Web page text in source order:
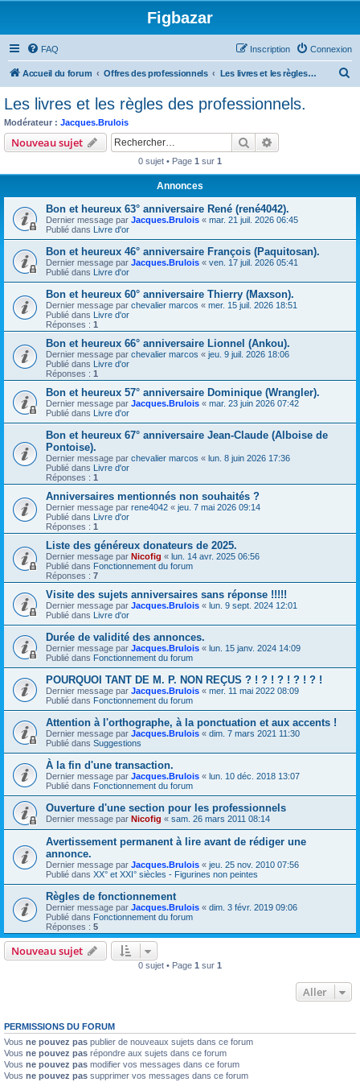
Figbazar
FAQ Connexion
Inscription
Accueil du forum Offres des professionnels Les livres et les règles des professionnels.
Les livres et les règles des professionnels.
Modérateur : Jacques.Brulois
Nouveau sujet Rechercher
0 sujet • Page 1 sur 1
Annonces
Bon et heureux 63° anniversaire René (rené4042).
Dernier message par Jacques.Brulois « mar. 21 juil. 2026 06:45
Publié dans Livre d'or
Bon et heureux 46° anniversaire François (Paquitosan).
Dernier message par Jacques.Brulois « ven. 17 juil. 2026 05:41
Publié dans Livre d'or
Bon et heureux 60° anniversaire Thierry (Maxson).
Dernier message par chevalier marcos « mer. 15 juil. 2026 18:51
Publié dans Livre d'or
Réponses : 1
Bon et heureux 66° anniversaire Lionnel (Ankou).
Dernier message par chevalier marcos « jeu. 9 juil. 2026 18:06
Publié dans Livre d'or
Réponses : 1
Bon et heureux 57° anniversaire Dominique (Wrangler).
Dernier message par Jacques.Brulois « mar. 23 juin 2026 07:42
Publié dans Livre d'or
Bon et heureux 67° anniversaire Jean-Claude (Alboise de
Pontoise).
Dernier message par chevalier marcos « lun. 8 juin 2026 17:36
Publié dans Livre d'or
Réponses : 1
Anniversaires mentionnés non souhaités ?
Dernier message par rene4042 « jeu. 7 mai 2026 09:14
Publié dans Livre d'or
Réponses : 1
Liste des généreux donateurs de 2025.
Dernier message par Nicofig « lun. 14 avr. 2025 06:56
Publié dans Fonctionnement du forum
Réponses : 7
Visite des sujets anniversaires sans réponse !!!!!
Dernier message par Jacques.Brulois « lun. 9 sept. 2024 12:01
Publié dans Livre d'or
Durée de validité des annonces.
Dernier message par Jacques.Brulois « lun. 15 janv. 2024 14:09
Publié dans Fonctionnement du forum
POURQUOI TANT DE M. P. NON REÇUS ? ! ? ! ? ! ? ! ? !
Dernier message par Jacques.Brulois « mer. 11 mai 2022 08:09
Publié dans Fonctionnement du forum
Attention à l'orthographe, à la ponctuation et aux accents !
Dernier message par Jacques.Brulois « dim. 7 mars 2021 11:30
Publié dans Suggestions
À la fin d'une transaction.
Dernier message par Jacques.Brulois « lun. 10 déc. 2018 13:07
Publié dans Fonctionnement du forum
Ouverture d'une section pour les professionnels
Dernier message par Nicofig « sam. 26 mars 2011 08:14
Avertissement permanent à lire avant de rédiger une
annonce.
Dernier message par Jacques.Brulois « jeu. 25 nov. 2010 07:56
Publié dans XX° et XXI° siècles - Figurines non peintes
Règles de fonctionnement
Dernier message par Jacques.Brulois « dim. 3 févr. 2019 09:06
Publié dans Fonctionnement du forum
Réponses : 5
Nouveau sujet
0 sujet • Page 1 sur 1
Aller
PERMISSIONS DU FORUM
Vous ne pouvez pas publier de nouveaux sujets dans ce forum
Vous ne pouvez pas répondre aux sujets dans ce forum
Vous ne pouvez pas modifier vos messages dans ce forum
Vous ne pouvez pas supprimer vos messages dans ce forum